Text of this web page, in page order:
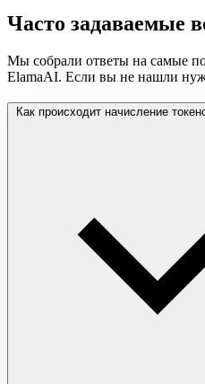
Часто задаваемые
Мы собрали ответы на самые
ElamaAI. Если вы не нашли
Как происходит начисление